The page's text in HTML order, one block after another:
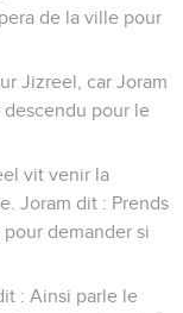
de la ville pour
Jizreel, car Joram
pour le
vit venir la
Joram dit : Prends
demander si
: Ainsi parle le